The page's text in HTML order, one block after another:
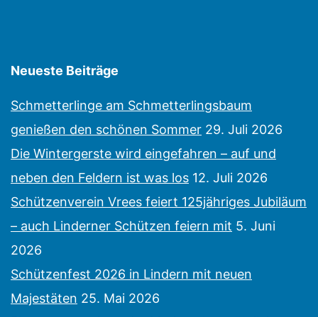
Neueste Beiträge
Schmetterlinge am Schmetterlingsbaum
genießen den schönen Sommer 29. Juli 2026
Die Wintergerste wird eingefahren – auf und
neben den Feldern ist was los 12. Juli 2026
Schützenverein Vrees feiert 125jähriges Jubiläum
– auch Linderner Schützen feiern mit 5. Juni
2026
Schützenfest 2026 in Lindern mit neuen
Majestäten 25. Mai 2026